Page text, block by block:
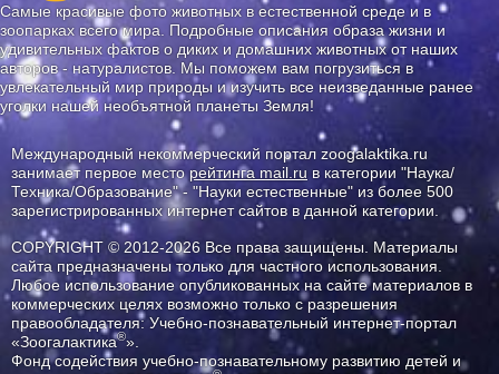
Самые красивые фото животных в естественной среде и в
зоопарках всего мира. Подробные описания образа жизни и
удивительных фактов о диких и домашних животных от наших
авторов - натуралистов. Мы поможем вам погрузиться в
увлекательный мир природы и изучить все неизведанные ранее
уголки нашей необъятной планеты Земля!
Международный некоммерческий портал zoogalaktika.ru
занимает первое месторейтинга mail.ru в категории "Наука/
Техника/Образование" - "Науки естественные" из более 500
зарегистрированных интернет сайтов в данной категории.
COPYRIGHT © 2012-2026 Все права защищены. Материалы
сайта предназначены только для частного использования.
Любое использование опубликованных на сайте материалов в
коммерческих целях возможно только с разрешения
правообладателя: Учебно-познавательный интернет-портал
«Зоогалактика®».
Фонд содействия учебно-познавательному развитию детей и